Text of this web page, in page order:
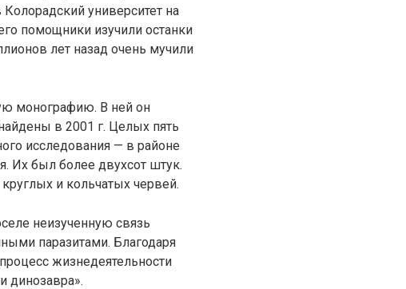
университет на
помощники изучили останки
лет назад очень мучили
монографию. В ней он
в 2001 г. Целых пять
исследования — в районе
Их был более двухсот штук.
и кольчатых червей.
неизученную связь
паразитами. Благодаря
жизнедеятельности
динозавра».